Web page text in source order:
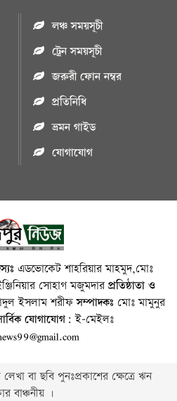
লঞ্চ সময়সূচী
ট্রেন সময়সূচী
জরুরী ফোন নম্বর
প্রতিনিধি
ভ্রমন গাইড
যোগাযোগ
এডভোকেট শাহরিয়ার মাহমুদ,মোঃ
সোহাগ মজুমদারপ্রতিষ্ঠাতা ও
ইসলাম শরীফসম্পাদকঃ মোঃ মামুনুর
যোগাযোগ: ই-মেইলঃ
বা ছবি পুনঃপ্রকাশের ক্ষেত্রে ঋন
বাঞ্চনীয় ।